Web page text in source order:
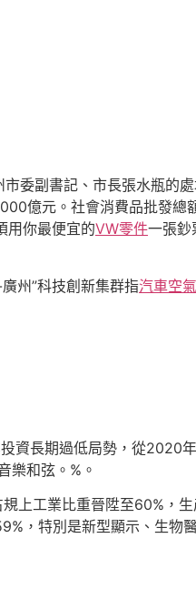
委副書記、市長張水瓶的
億元。社會消費品批發總
用你最便宜的VW零件一張鈔
州”科技創新集群指汽車空
資長期過低局勢，從2020
樂和弦。%。
上工業比重晉陞至60%，
，特別是新型顯示、生物